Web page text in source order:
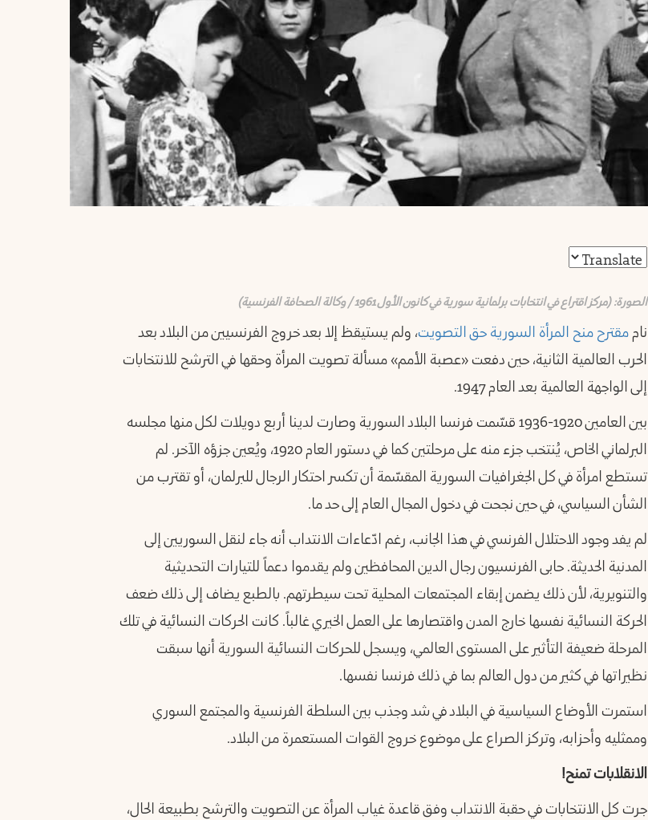
الصورة: (مركز اقتراع في انتخابات برلمانية سورية في كانون الأول 1961 / وكالة الصحافة الفرنسية)
ناممقترح منح المرأة السورية حق التصويت، ولم يستيقظ إلا بعد خروج الفرنسيين من البلاد بعد
الحرب العالمية الثانية، حين دفعت «عصبة الأمم» مسألة تصويت المرأة وحقها في الترشح للانتخابات
إلى الواجهة العالمية بعد العام 1947.
بين العامين 1920-1936 قسّمت فرنسا البلاد السورية وصارت لدينا أربع دويلات لكل منها مجلسه
البرلماني الخاص، يُنتخب جزء منه على مرحلتين كما في دستور العام 1920، ويُعين جزؤه الآخر. لم
تستطع امرأة في كل الجغرافيات السورية المقسّمة أن تكسر احتكار الرجال للبرلمان، أو تقترب من
الشأن السياسي، في حين نجحت في دخول المجال العام إلى حد ما.
لم يفد وجود الاحتلال الفرنسي في هذا الجانب، رغم ادّعاءات الانتداب أنه جاء لنقل السوريين إلى
المدنية الحديثة. حابى الفرنسيون رجال الدين المحافظين ولم يقدموا دعماً للتيارات التحديثية
والتنويرية، لأن ذلك يضمن إبقاء المجتمعات المحلية تحت سيطرتهم. بالطبع يضاف إلى ذلك ضعف
الحركة النسائية نفسها خارج المدن واقتصارها على العمل الخيري غالباً. كانت الحركات النسائية في تلك
المرحلة ضعيفة التأثير على المستوى العالمي، ويسجل للحركات النسائية السورية أنها سبقت
نظيراتها في كثير من دول العالم بما في ذلك فرنسا نفسها.
استمرت الأوضاع السياسية في البلاد في شد وجذب بين السلطة الفرنسية والمجتمع السوري
وممثليه وأحزابه، وتركز الصراع على موضوع خروج القوات المستعمرة من البلاد.
الانقلابات تمنح!
جرت كل الانتخابات في حقبة الانتداب وفق قاعدة غياب المرأة عن التصويت والترشح بطبيعة الحال،